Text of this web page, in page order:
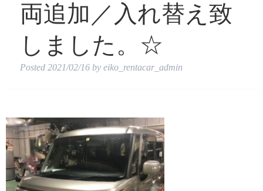
両追加／入れ替え致
しました。☆
Posted 2021/02/16 by eiko_rentacar_admin